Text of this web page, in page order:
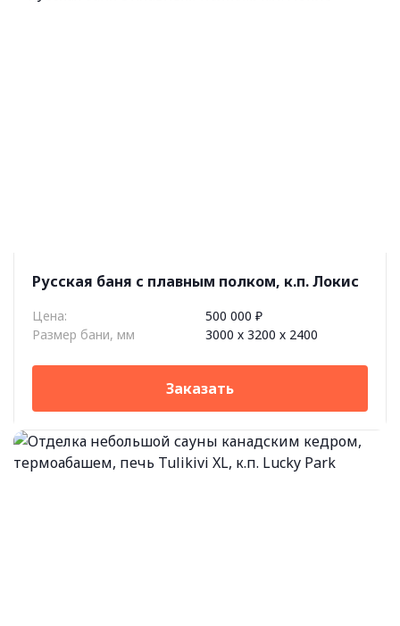
Русская баня c плавным полком, к.п. Локис
Цена:
500 000 ₽
Размер бани, мм
3000 х 3200 х 2400
Заказать